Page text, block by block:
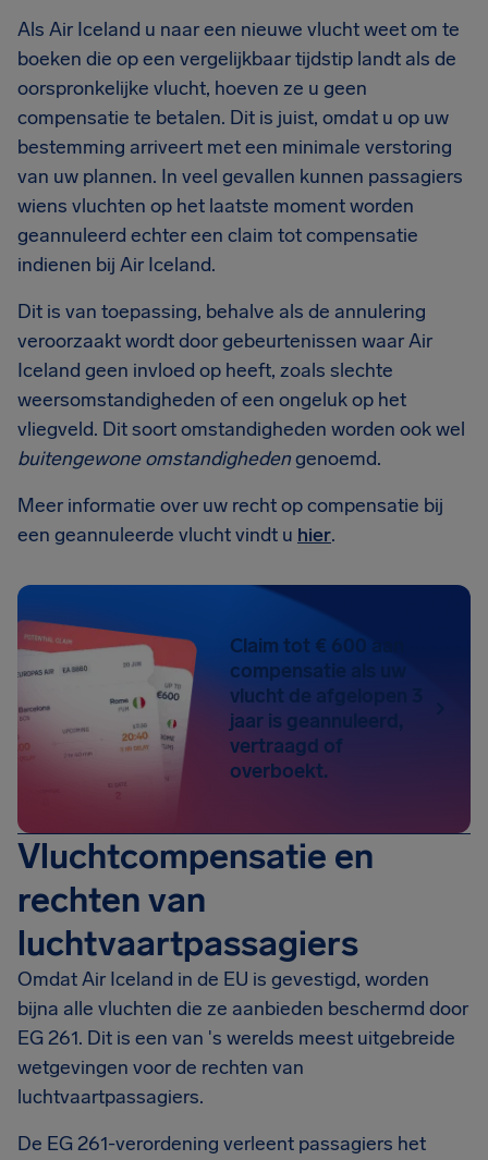
Als Air Iceland u naar een nieuwe vlucht weet om te
boeken die op een vergelijkbaar tijdstip landt als de
oorspronkelijke vlucht, hoeven ze u geen
compensatie te betalen. Dit is juist, omdat u op uw
bestemming arriveert met een minimale verstoring
van uw plannen. In veel gevallen kunnen passagiers
wiens vluchten op het laatste moment worden
geannuleerd echter een claim tot compensatie
indienen bij Air Iceland.
Dit is van toepassing, behalve als de annulering
veroorzaakt wordt door gebeurtenissen waar Air
Iceland geen invloed op heeft, zoals slechte
weersomstandigheden of een ongeluk op het
vliegveld. Dit soort omstandigheden worden ook wel
buitengewone omstandighedengenoemd.
Meer informatie over uw recht op compensatie bij
een geannuleerde vlucht vindt u hier.
Claim tot € 600 aan
compensatie als uw
vlucht de afgelopen 3
jaar is geannuleerd,
vertraagd of
overboekt.
Vluchtcompensatie en
rechten van
luchtvaartpassagiers
Omdat Air Iceland in de EU is gevestigd, worden
bijna alle vluchten die ze aanbieden beschermd door
EG 261. Dit is een van 's werelds meest uitgebreide
wetgevingen voor de rechten van
luchtvaartpassagiers.
De EG 261-verordening verleent passagiers het